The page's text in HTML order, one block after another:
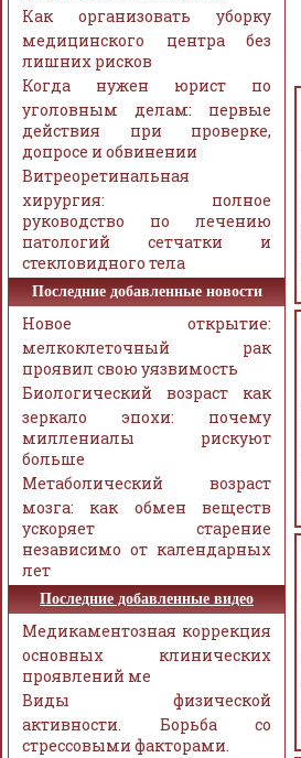
Как организовать уборку
медицинского центра без
лишних рисков
Когда нужен юрист по
уголовным делам: первые
действия при проверке,
допросе и обвинении
Витреоретинальная
хирургия: полное
руководство по лечению
патологий сетчатки и
стекловидного тела
Последние добавленные новости
Новое открытие:
мелкоклеточный рак
проявил свою уязвимость
Биологический возраст как
зеркало эпохи: почему
миллениалы рискуют
больше
Метаболический возраст
мозга: как обмен веществ
ускоряет старение
независимо от календарных
лет
Последние добавленные видео
Медикаментозная коррекция
основных клинических
проявлений ме
Виды физической
активности. Борьба со
стрессовыми факторами.